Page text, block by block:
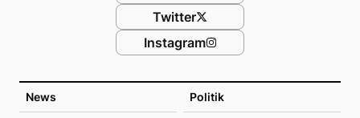
News Politik
Twitter
Instagram